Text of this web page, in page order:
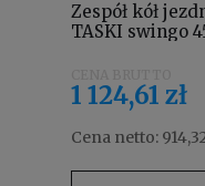
Zespół kół
TASKI swingo
1 124,61 zł
Cena netto: